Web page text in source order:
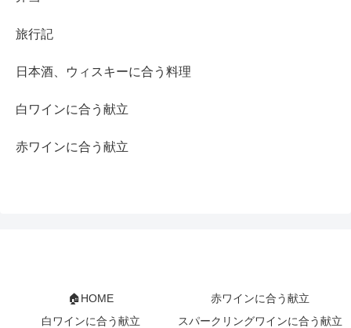
旅行記
日本酒、ウィスキーに合う料理
白ワインに合う献立
赤ワインに合う献立
🏠HOME
赤ワインに合う献立
白ワインに合う献立
スパークリングワインに合う献立